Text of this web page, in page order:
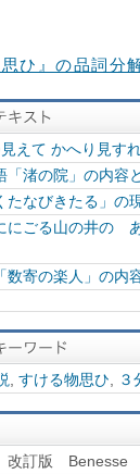
ひ』の品詞分
見えて かへり見す
「渚の院」の内容
たなびきたる」の
にごる山の井の
数寄の楽人」の内
すける物思ひ ３
改訂版 Benesse